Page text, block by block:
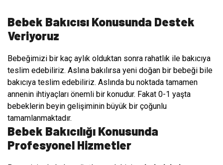
Bebek Bakıcısı Konusunda Destek
Veriyoruz
Bebeğimizi bir kaç aylık olduktan sonra rahatlık ile bakıcıya
teslim edebiliriz. Aslına bakılırsa yeni doğan bir bebeği bile
bakıcıya teslim edebiliriz. Aslında bu noktada tamamen
annenin ihtiyaçları önemli bir konudur. Fakat 0-1 yaşta
bebeklerin beyin gelişiminin büyük bir çoğunlu
tamamlanmaktadır.
Bebek Bakıcılığı Konusunda
Profesyonel Hizmetler